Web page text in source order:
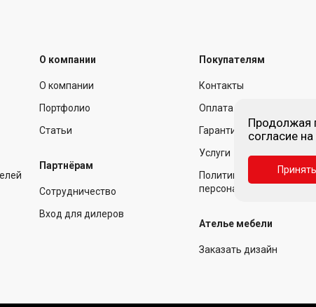
О компании
О компании
Портфолио
Статьи
Партнёрам
Сотрудничество
Вход для дилеров
Покупателям
Контакты
Оплата и доставка
Гарантия и возврат
Услуги
Политика обработки
персональных данных
Ателье мебели
Заказать дизайн
Продолжая
согласие на
Принять